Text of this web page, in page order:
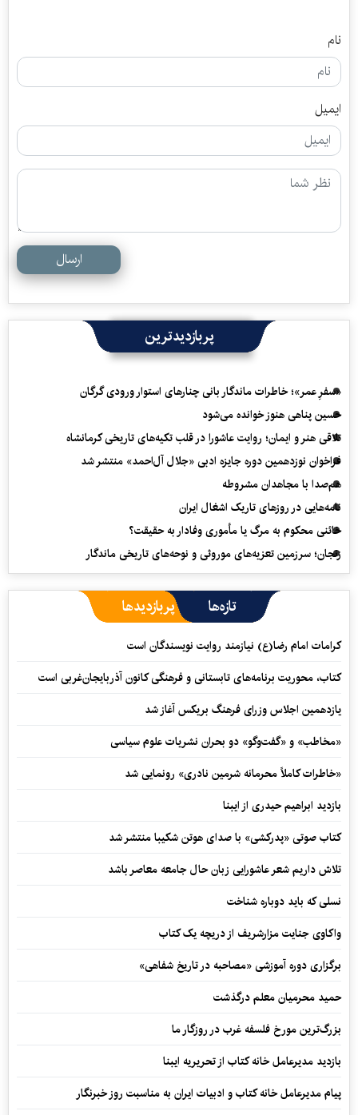
نام
ایمیل
ارسال
پربازدیدترین
«سفرِ عمر»؛ خاطرات ماندگار بانی چنارهای استوار ورودی گرگان
حسین پناهی هنوز خوانده می‌شود
تلاقی هنر و ایمان؛ روایت عاشورا در قلب تکیه‌های تاریخی کرمانشاه
فراخوان نوزدهمین دوره جایزه ادبی «جلال آل‌احمد» منتشر شد
هم‌صدا با مجاهدان مشروطه
نامه‌هایی در روزهای تاریک اشغال ایران
خائنی محکوم به مرگ یا مأموری وفادار به حقیقت؟
زنجان؛ سرزمین تعزیه‌های موروثی و نوحه‌های تاریخی ماندگار
تازه‌ها پربازدیدها
کرامات امام رضا(ع) نیازمند روایت نویسندگان است
کتاب، محوریت برنامه‌های تابستانی و فرهنگی کانون آذربایجان‌غربی است
یازدهمین اجلاس وزرای فرهنگ بریکس آغاز شد
«مخاطب» و «گفت‌وگو» دو بحران نشریات علوم سیاسی
«خاطرات کاملاً محرمانه شرمین نادری» رونمایی شد
بازدید ابراهیم حیدری از ایبنا
کتاب صوتی «پدرکشی» با صدای هوتن شکیبا منتشر شد
تلاش داریم شعر عاشورایی زبان حال جامعه معاصر باشد
نسلی که باید دوباره شناخت
واکاوی جنایت مزارشریف از دریچه یک کتاب
برگزاری دوره آموزشی «مصاحبه در تاریخ شفاهی»
حمید محرمیان معلم درگذشت
بزرگ‌ترین مورخ فلسفه غرب در روزگار ما
بازدید مدیرعامل خانه کتاب از تحریریه ایبنا
پیام مدیرعامل خانه کتاب و ادبیات ایران به مناسبت روز خبرنگار